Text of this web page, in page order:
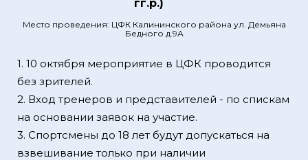
гг.р.)
Место проведения: ЦФК Калининского района ул. Демьяна
Бедного д.9А
1. 10 октября мероприятие в ЦФК проводится
без зрителей.
2. Вход тренеров и представителей - по спискам
на основании заявок на участие.
3. Спортсмены до 18 лет будут допускаться на
взвешивание только при наличии